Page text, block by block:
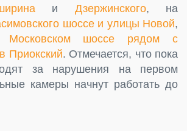
и Дзержинского, на
шоссе и улицы Новой,
Московском шоссе рядом с
Приокский. Отмечается, что пока
за нарушения на первом
камеры начнут работать до